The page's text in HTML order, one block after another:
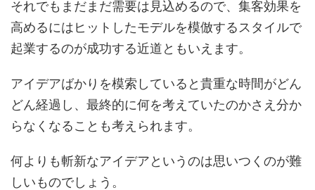
それでもまだまだ需要は見込めるので、集客効果を
高めるにはヒットしたモデルを模倣するスタイルで
起業するのが成功する近道ともいえます。
アイデアばかりを模索していると貴重な時間がどん
どん経過し、最終的に何を考えていたのかさえ分か
らなくなることも考えられます。
何よりも斬新なアイデアというのは思いつくのが難
しいものでしょう。